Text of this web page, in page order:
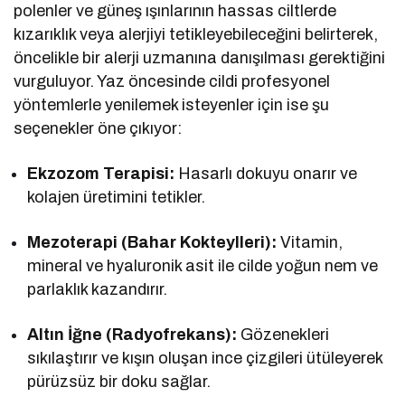
polenler ve güneş ışınlarının hassas ciltlerde
kızarıklık veya alerjiyi tetikleyebileceğini belirterek,
öncelikle bir alerji uzmanına danışılması gerektiğini
vurguluyor. Yaz öncesinde cildi profesyonel
yöntemlerle yenilemek isteyenler için ise şu
seçenekler öne çıkıyor:
Ekzozom Terapisi: Hasarlı dokuyu onarır ve
kolajen üretimini tetikler.
Mezoterapi (Bahar Kokteylleri): Vitamin,
mineral ve hyaluronik asit ile cilde yoğun nem ve
parlaklık kazandırır.
Altın İğne (Radyofrekans): Gözenekleri
sıkılaştırır ve kışın oluşan ince çizgileri ütüleyerek
pürüzsüz bir doku sağlar.